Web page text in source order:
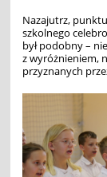
Nazajutrz,
szkolnego
był podobny –
z wyróżnieniem,
przyznanych